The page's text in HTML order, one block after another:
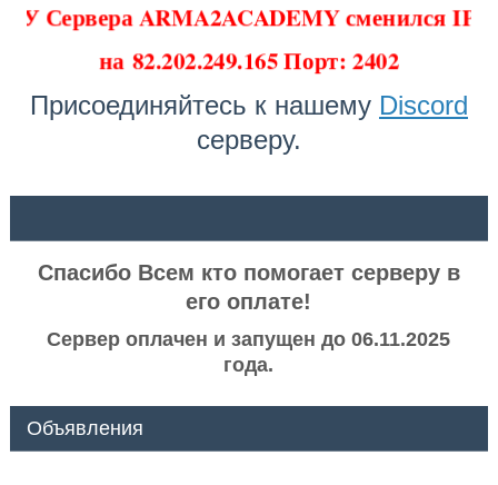
У Сервера ARMA2ACADEMY сменился IP
на82.202.249.165 Порт: 2402
Присоединяйтесь к нашему Discord
серверу.
Спасибо Всем кто помогает серверу в
его оплате!
Сервер оплачен и запущен до 06.11.2025
года.
Объявления